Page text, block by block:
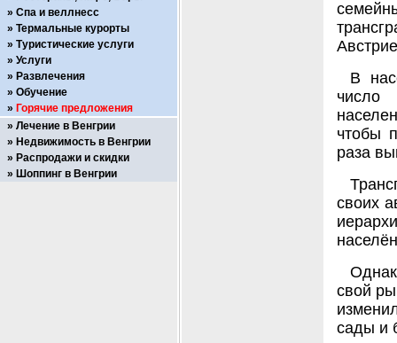
В
число
чтобы
раза
своих
свой
сады и
Спа и веллнесс
Термальные курорты
Туристические услуги
Услуги
Развлечения
Обучение
Горячие предложения
Лечение в Венгрии
Недвижимость в Венгрии
Распродажи и скидки
Шоппинг в Венгрии